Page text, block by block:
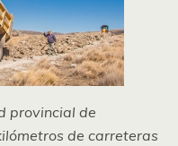
provincial de
de carreteras